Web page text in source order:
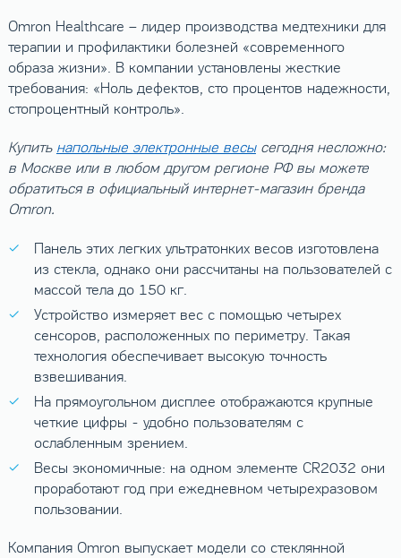
Omron Healthcare – лидер производства медтехники для
терапии и профилактики болезней «современного
образа жизни». В компании установлены жесткие
требования: «Ноль дефектов, сто процентов надежности,
стопроцентный контроль».
Купить напольные электронные весысегодня несложно:
в Москве или в любом другом регионе РФ вы можете
обратиться в официальный интернет-магазин бренда
Omron.
Панель этих легких ультратонких весов изготовлена
из стекла, однако они рассчитаны на пользователей с
массой тела до 150 кг.
Устройство измеряет вес с помощью четырех
сенсоров, расположенных по периметру. Такая
технология обеспечивает высокую точность
взвешивания.
На прямоугольном дисплее отображаются крупные
четкие цифры - удобно пользователям с
ослабленным зрением.
Весы экономичные: на одном элементе CR2032 они
проработают год при ежедневном четырехразовом
пользовании.
Компания Omron выпускает модели со стеклянной